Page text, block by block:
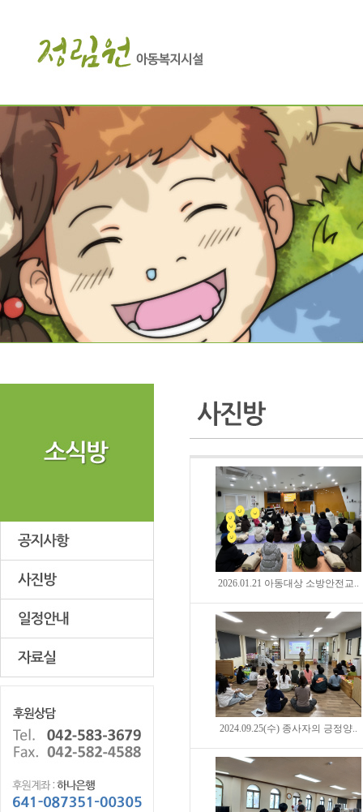
2026.01.21 아동대상 소방안전교..
2024.09.25(수) 종사자의 긍정양..